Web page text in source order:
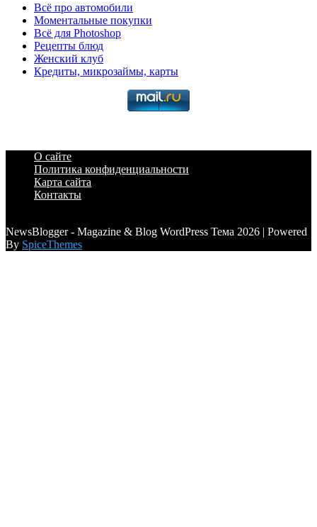
Всё про автомобили
Моментальные покупки
Всё для Photoshop
Рецепты блюд
Женский клуб
Кредиты, микрозаймы, карты
О сайте
Политика конфиденциальности
Карта сайта
Контакты
NewsBlogger - Magazine & Blog WordPress Тема 2026 | Powered
By SpiceThemes